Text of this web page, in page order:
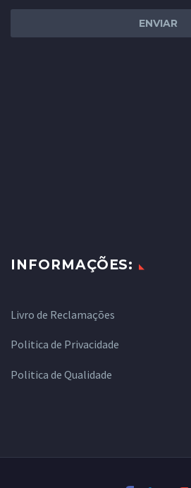
INFORMAÇÕES:
Livro de Reclamações
Politica de Privacidade
Politica de Qualidade